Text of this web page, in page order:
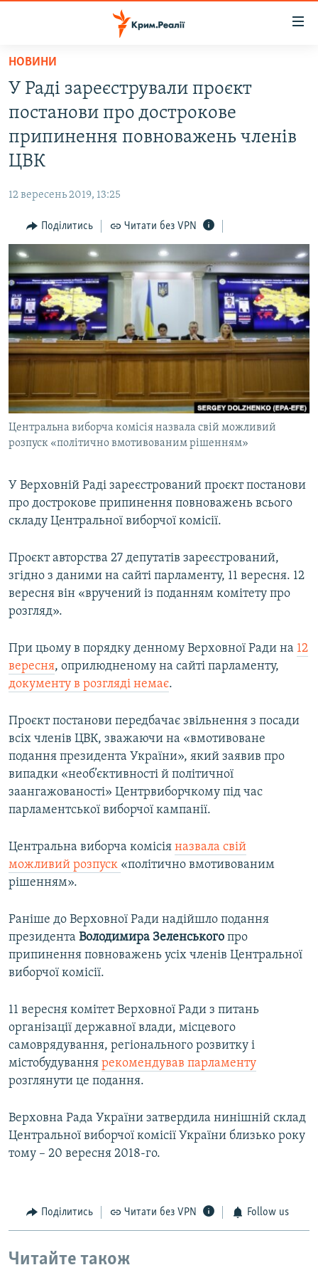
Перейти
основного
матеріалу
до
основної
Перейти
пошуку
ВОДА.КРИМ
ПОЛІТИКА
ПОГЛЯД
ІНТЕРВ'Ю
ВСЕ ЗА ДЕНЬ
СПЕЦПРОЕКТИ
ДЕПОРТАЦІЯ
ВІДЕОУРОКИ «ELIFBE»
СВІДЧЕННЯ ОКУПАЦІЇ
ІНФОГРАФІКА
ЯК ОБІЙТИ БЛОКУВАННЯ
Русский
ДОЛУЧАЙСЯ!
НОВИНИ
У Раді зареєстрували проєкт
постанови про дострокове
припинення повноважень членів
ЦВК
12 вересень 2019, 13:25
Поділитись Читати без VPN
Центральна виборча комісія назвала свій можливий
розпуск «політично вмотивованим рішенням»
У Верховній Раді зареєстрований проєкт постанови
про дострокове припинення повноважень всього
складу Центральної виборчої комісії.
Проєкт авторства 27 депутатів зареєстрований,
згідно з даними на сайті парламенту, 11 вересня. 12
вересня він «вручений із поданням комітету про
розгляд».
При цьому в порядку денному Верховної Ради на 12
вересня, оприлюдненому на сайті парламенту,
документу в розгляді немає.
Проєкт постанови передбачає звільнення з посади
всіх членів ЦВК, зважаючи на «вмотивоване
подання президента України», який заявив про
випадки «необ’єктивності й політичної
заангажованості» Центрвиборчкому під час
парламентської виборчої кампанії.
Центральна виборча комісія назвала свій
можливий розпуск «політично вмотивованим
рішенням».
Раніше до Верховної Ради надійшло подання
президента Володимира Зеленського про
припинення повноважень усіх членів Центральної
виборчої комісії.
11 вересня комітет Верховної Ради з питань
організації державної влади, місцевого
самоврядування, регіонального розвитку і
містобудування рекомендував парламенту
розглянути це подання.
Верховна Рада України затвердила нинішній склад
Центральної виборчої комісії України близько року
тому – 20 вересня 2018-го.
Поділитись Читати без VPN Follow us
Читайте також